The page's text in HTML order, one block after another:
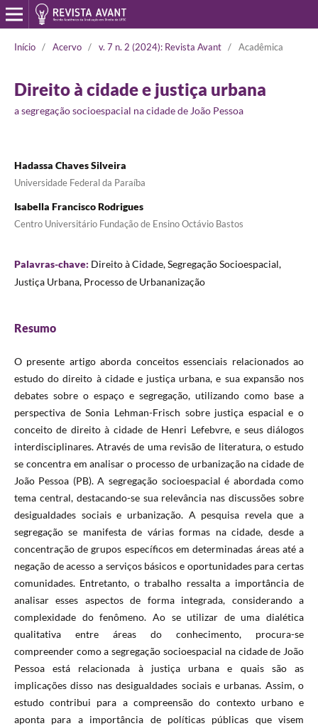
Início / Acervo / v. 7 n. 2 (2024): Revista Avant / Acadêmica
Direito à cidade e justiça urbana
a segregação socioespacial na cidade de João Pessoa
Hadassa Chaves Silveira
Universidade Federal da Paraíba
Isabella Francisco Rodrigues
Centro Universitário Fundação de Ensino Octávio Bastos
Palavras-chave: Direito à Cidade, Segregação Socioespacial,
Justiça Urbana, Processo de Urbananização
Resumo
O presente artigo aborda conceitos essenciais relacionados ao
estudo do direito à cidade e justiça urbana, e sua expansão nos
debates sobre o espaço e segregação, utilizando como base a
perspectiva de Sonia Lehman-Frisch sobre justiça espacial e o
conceito de direito à cidade de Henri Lefebvre, e seus diálogos
interdisciplinares. Através de uma revisão de literatura, o estudo
se concentra em analisar o processo de urbanização na cidade de
João Pessoa (PB). A segregação socioespacial é abordada como
tema central, destacando-se sua relevância nas discussões sobre
desigualdades sociais e urbanização. A pesquisa revela que a
segregação se manifesta de várias formas na cidade, desde a
concentração de grupos específicos em determinadas áreas até a
negação de acesso a serviços básicos e oportunidades para certas
comunidades. Entretanto, o trabalho ressalta a importância de
analisar esses aspectos de forma integrada, considerando a
complexidade do fenômeno. Ao se utilizar de uma dialética
qualitativa entre áreas do conhecimento, procura-se
compreender como a segregação socioespacial na cidade de João
Pessoa está relacionada à justiça urbana e quais são as
implicações disso nas desigualdades sociais e urbanas. Assim, o
estudo contribui para a compreensão do contexto urbano e
aponta para a importância de políticas públicas que visem